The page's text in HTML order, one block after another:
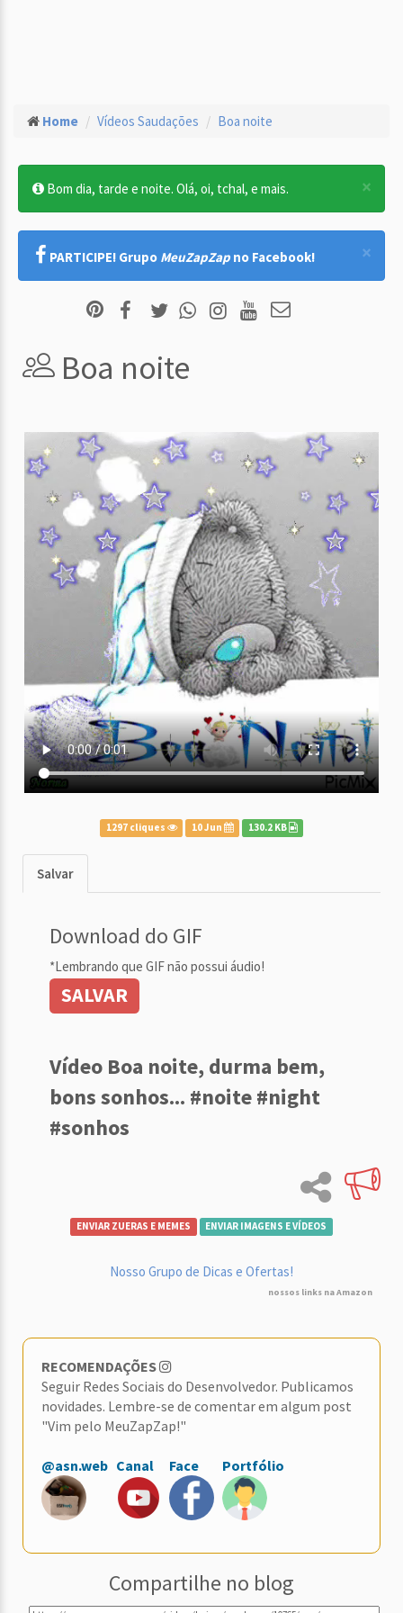
Home Vídeos Saudações Boa noite
×
Bom dia, tarde e noite. Olá, oi, tchal, e mais.
×
PARTICIPE! Grupo MeuZapZap no Facebook!
Boa noite
1297 cliques 10 Jun 130.2 KB
Salvar
Download do GIF
*Lembrando que GIF não possui áudio!
SALVAR
Vídeo Boa noite, durma bem,
bons sonhos... #noite #night
#sonhos
ENVIAR ZUERAS E MEMES ENVIAR IMAGENS E VÍDEOS
Nosso Grupo de Dicas e Ofertas!
nossos links na Amazon
RECOMENDAÇÕES
Seguir Redes Sociais do Desenvolvedor. Publicamos
novidades. Lembre-se de comentar em algum post
"Vim pelo MeuZapZap!"
@asn.web Canal Face Portfólio
Compartilhe no blog